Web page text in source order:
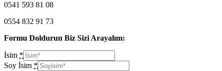
0541 593 81 08
0554 832 91 73
Formu Doldurun Biz Sizi Arayalım:
İsim *
Soy İsim *